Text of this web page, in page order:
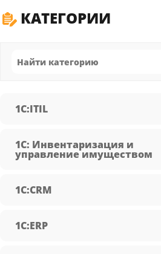
КАТЕГОРИИ
1C:ITIL
1С: Инвентаризация и
управление имуществом
1С:CRM
1С:ERP